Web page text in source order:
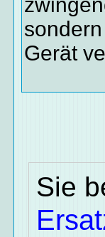
Gerät
Sie